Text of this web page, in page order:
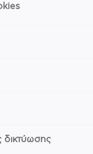
δικτύωσης